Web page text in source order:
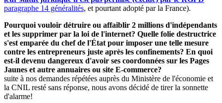
paragraphe 14 généralités, et pourtant adopté par la France).
Pourquoi vouloir détruire ou affaiblir 2 millions d'indépendants
et les supprimer par la loi de l'internet? Quelle folie destructrice
s'est emparée du chef de l'État pour imposer une telle mesure
contre les entrepreneurs juste après les confinements? En quoi
est-il devenu dangereux d'avoir ses coordonnées sur les Pages
Jaunes et autre annuaires ou site E-commerce?
suite à nos demandes répétées auprès du Ministère de l'économie et
la CNIL resté sans réponse, nous avons décidé de tirer la sonnette
d'alarme!